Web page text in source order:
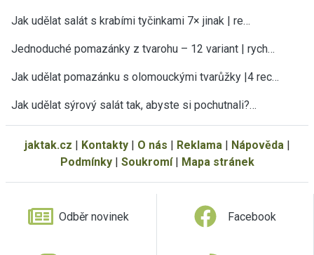
Jak udělat salát s krabími tyčinkami 7× jinak | re…
Jednoduché pomazánky z tvarohu – 12 variant | rych…
Jak udělat pomazánku s olomouckými tvarůžky |4 rec…
Jak udělat sýrový salát tak, abyste si pochutnali?…
jaktak.cz | Kontakty| O nás | Reklama | Nápověda |
Podmínky| Soukromí| Mapa stránek
Odběr novinek Facebook